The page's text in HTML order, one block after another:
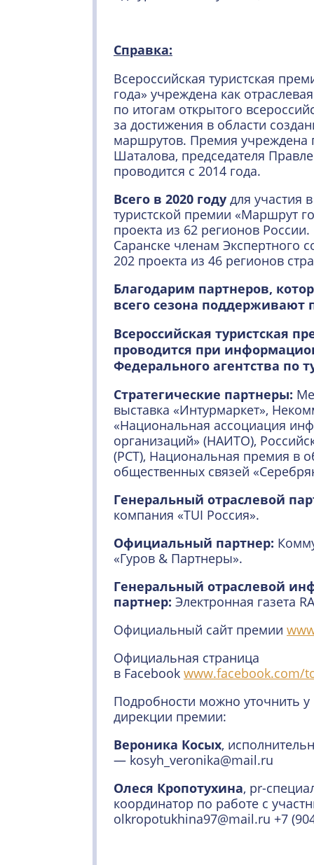
Справка:
Всероссийская туристская
года» учреждена как
по итогам открытого
за достижения в области
маршрутов. Премия учреждена
Шаталова, председателя
проводится с 2014 года.
Всего в 2020 году для участия
туристской премии «Маршрут
проекта из 62 регионов
Саранске членам Экспертного
202 проекта из 46 регионов
Благодарим партнеров,
всего сезона поддерживают
Всероссийская туристская
проводится при
Федерального агентства по
Стратегические партнеры:
выставка «Интурмаркет»,
«Национальная ассоциация
организаций» (НАИТО),
(РСТ), Национальная премия в
общественных связей
Генеральный отраслевой
компания «TUI Россия».
Официальный партнер:
«Гуров & Партнеры».
Генеральный отраслевой
партнер: Электронная газета
Официальный сайт премии
Официальная страница
в Facebook www.facebook.com/
Подробности можно уточнить
дирекции премии:
Вероника Косых,
— kosyh_veronika@mail.ru
Олеся Кропотухина, pr-
координатор по работе с
olkropotukhina97@mail.ru +7